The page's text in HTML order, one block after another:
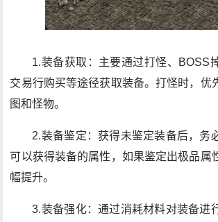
1.装备获取：主要通过打怪、BOSS
交易行购买等途径获取装备。打怪时，优
图和怪物。
2.装备鉴定：获得未鉴定装备后，务
可以获得装备的属性，如果鉴定出极品属
幅提升。
3.装备强化：通过消耗材料对装备进